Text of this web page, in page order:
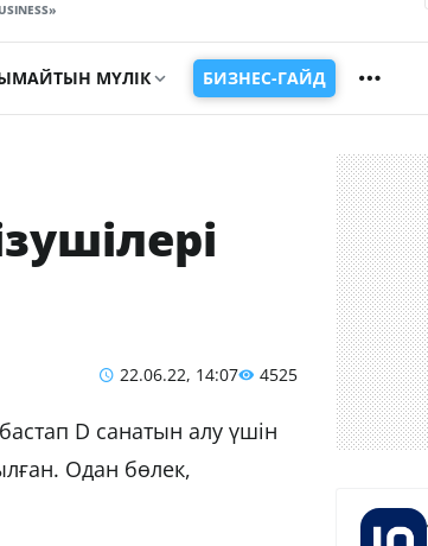
МҮЛІК БИЗНЕС-ГАЙД
22.06.22, 14:07 4525
D санатын алу үшін
Одан бөлек,